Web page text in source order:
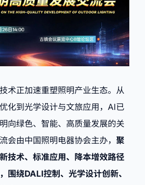
术正加速重塑照明产业生态。从
化到光学设计与文旅应用，AI已
向绿色、智能、高质量发展的关
会由中国照明电器协会主办， 聚
技术、标准应用、降本增效路径
围绕DALI控制、光学设计创新、